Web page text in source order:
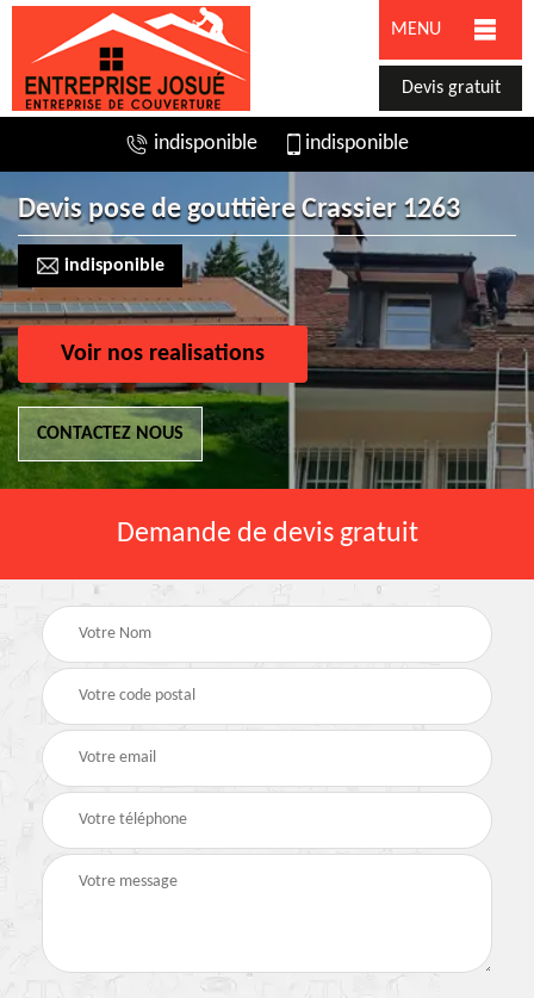
MENU
Devis gratuit
indisponible indisponible
Devis pose de gouttière Crassier 1263
indisponible
Voir nos realisations
CONTACTEZ NOUS
Demande de devis gratuit